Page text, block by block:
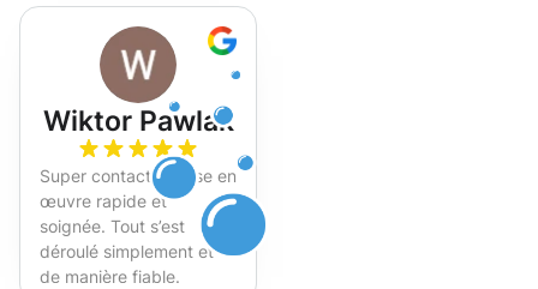
Wiktor Pawlak
Super contact et mise en
œuvre rapide et
soignée. Tout s’est
déroulé simplement et
de manière fiable.